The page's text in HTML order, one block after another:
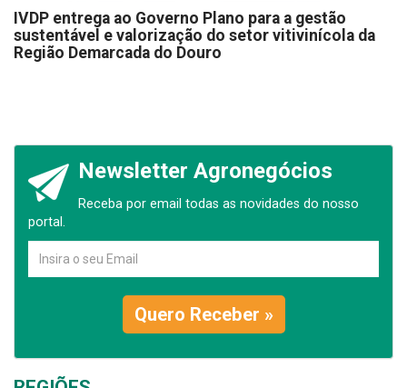
IVDP entrega ao Governo Plano para a gestão
sustentável e valorização do setor vitivinícola da
Região Demarcada do Douro
Newsletter Agronegócios
Receba por email todas as novidades do nosso
portal.
Quero Receber »